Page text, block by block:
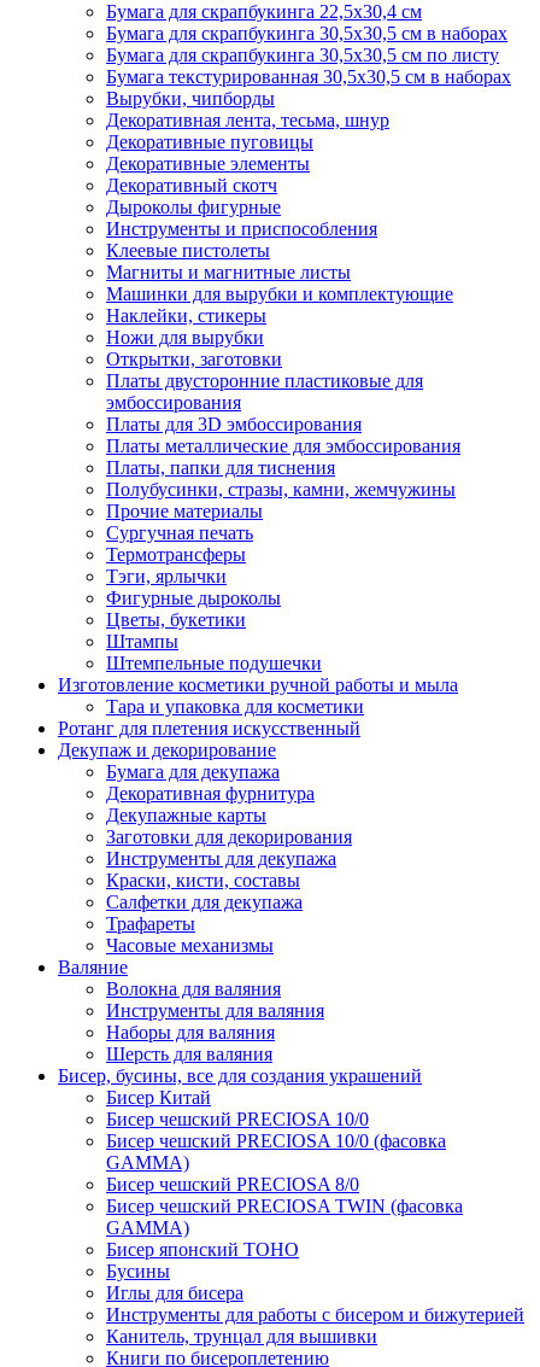
Бумага для скрапбукинга 22,5х30,4 см
Бумага для скрапбукинга 30,5х30,5 см в наборах
Бумага для скрапбукинга 30,5х30,5 см по листу
Бумага текстурированная 30,5х30,5 см в наборах
Вырубки, чипборды
Декоративная лента, тесьма, шнур
Декоративные пуговицы
Декоративные элементы
Декоративный скотч
Дыроколы фигурные
Инструменты и приспособления
Клеевые пистолеты
Магниты и магнитные листы
Машинки для вырубки и комплектующие
Наклейки, стикеры
Ножи для вырубки
Открытки, заготовки
Платы двусторонние пластиковые для
эмбоссирования
Платы для 3D эмбоссирования
Платы металлические для эмбоссирования
Платы, папки для тиснения
Полубусинки, стразы, камни, жемчужины
Прочие материалы
Сургучная печать
Термотрансферы
Тэги, ярлычки
Фигурные дыроколы
Цветы, букетики
Штампы
Штемпельные подушечки
Изготовление косметики ручной работы и мыла
Тара и упаковка для косметики
Ротанг для плетения искусственный
Декупаж и декорирование
Бумага для декупажа
Декоративная фурнитура
Декупажные карты
Заготовки для декорирования
Инструменты для декупажа
Краски, кисти, составы
Салфетки для декупажа
Трафареты
Часовые механизмы
Валяние
Волокна для валяния
Инструменты для валяния
Наборы для валяния
Шерсть для валяния
Бисер, бусины, все для создания украшений
Бисер Китай
Бисер чешский PRECIOSA 10/0
Бисер чешский PRECIOSA 10/0 (фасовка
GAMMA)
Бисер чешский PRECIOSA 8/0
Бисер чешский PRECIOSA TWIN (фасовка
GAMMA)
Бисер японский TOHO
Бусины
Иглы для бисера
Инструменты для работы с бисером и бижутерией
Канитель, трунцал для вышивки
Книги по бисероплетению